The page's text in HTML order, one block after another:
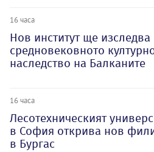
16 часа
Нов институт ще изследва
средновековното
наследство на Балканите
16 часа
Лесотехническият
в София открива нов
в Бургас